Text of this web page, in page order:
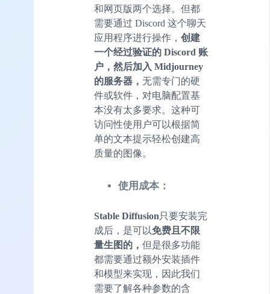
和网页版两个选择。但都
需要通过 Discord 这个聊天
应用程序进行操作， 创建
一个经过验证的 Discord 账
户，然后加入 Midjourney
的服务器， 无需专门的硬
件或软件，对电脑配置基
本没有太多要求。这种可
访问性使用户可以根据简
单的文本提示轻松创建高
质量的图像。
使用成本：
Stable Diffusion 只要安装完
成后，是可以免费且不限
量生图的， 但是很多功能
都需要通过额外安装插件
和模型来实现，因此我们
需要了解各种参数的含